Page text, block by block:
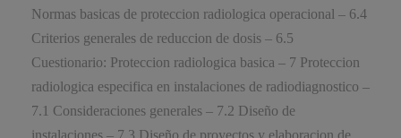
Normas basicas de proteccion radiologica operacional – 6.4
Criterios generales de reduccion de dosis – 6.5
Cuestionario: Proteccion radiologica basica – 7 Proteccion
radiologica especifica en instalaciones de radiodiagnostico –
7.1 Consideraciones generales – 7.2 Diseño de
instalaciones – 7.3 Diseño de proyectos y elaboracion de